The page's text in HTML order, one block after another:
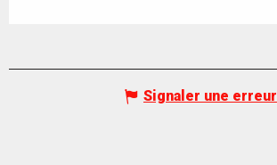
Signaler une erreur